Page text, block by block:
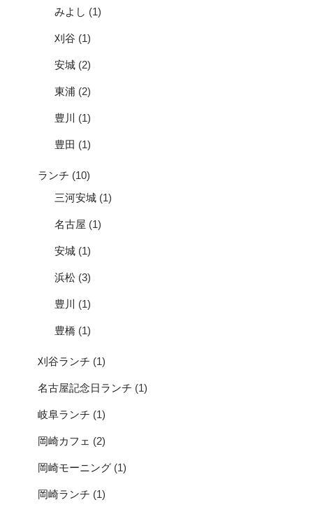
みよし (1)
刈谷 (1)
安城 (2)
東浦 (2)
豊川 (1)
豊田 (1)
ランチ (10)
三河安城 (1)
名古屋 (1)
安城 (1)
浜松 (3)
豊川 (1)
豊橋 (1)
刈谷ランチ (1)
名古屋記念日ランチ (1)
岐阜ランチ (1)
岡崎カフェ (2)
岡崎モーニング (1)
岡崎ランチ (1)